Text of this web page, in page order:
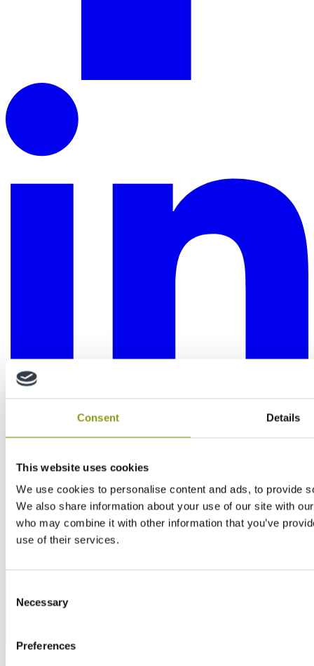
Consent Details
This website uses cookies
We use cookies to personalise content and ads, to provide
We also share information about your use of our site with
who may combine it with other information that you’ve
use of their services.
Selection
Necessary
Preferences